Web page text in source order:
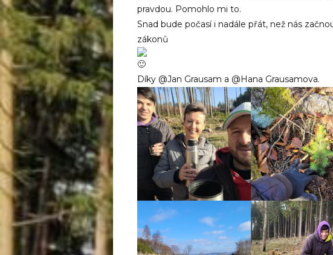
pravdou. Pomohlo mi to.
Snad bude počasí i nadále přát, než nás
zákonů
Díky @Jan Grausam a @Hana Grausamova.